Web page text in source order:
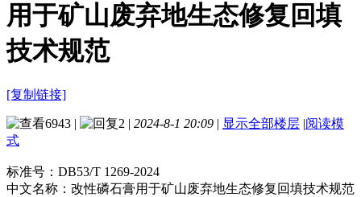
用于矿山废弃地生态修复回填
技术规范
[复制链接]
6943 | 2 | 2024-8-1 20:09 | 显示全部楼层 |阅读模
式
标准号： DB53/T 1269-2024
中文名称： 改性磷石膏用于矿山废弃地生态修复回填技术规范